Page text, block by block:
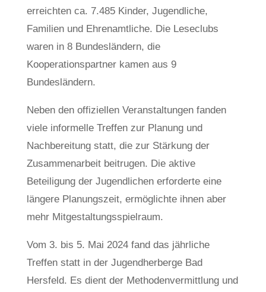
erreichten ca. 7.485 Kinder, Jugendliche,
Familien und Ehrenamtliche. Die Leseclubs
waren in 8 Bundesländern, die
Kooperationspartner kamen aus 9
Bundesländern.
Neben den offiziellen Veranstaltungen fanden
viele informelle Treffen zur Planung und
Nachbereitung statt, die zur Stärkung der
Zusammenarbeit beitrugen. Die aktive
Beteiligung der Jugendlichen erforderte eine
längere Planungszeit, ermöglichte ihnen aber
mehr Mitgestaltungsspielraum.
Vom 3. bis 5. Mai 2024 fand das jährliche
Treffen statt in der Jugendherberge Bad
Hersfeld. Es dient der Methodenvermittlung und